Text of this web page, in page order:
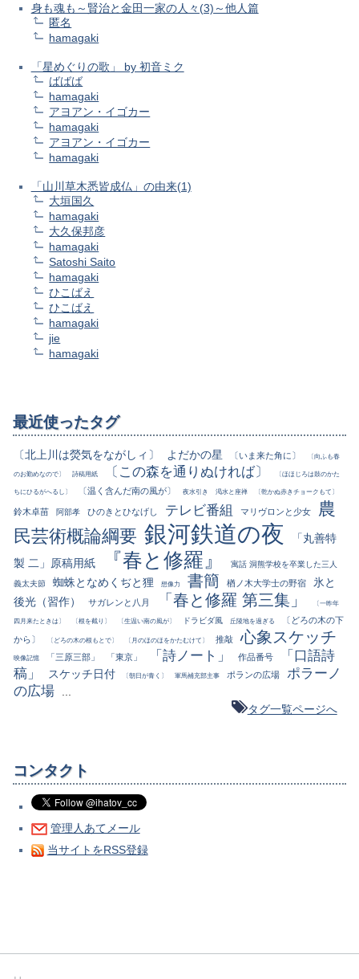
身も魂も～賢治と金田一家の人々(3)～他人篇
匿名
hamagaki
「星めぐりの歌」 by 初音ミク
ばばば
hamagaki
アヨアン・イゴカー
hamagaki
アヨアン・イゴカー
hamagaki
「山川草木悉皆成仏」の由来(1)
大垣国久
hamagaki
大久保邦彦
hamagaki
Satoshi Saito
hamagaki
ひこばえ
ひこばえ
hamagaki
jie
hamagaki
最近使ったタグ
〔北上川は熒気をながしィ〕 よだかの星 〔いま来た角に〕 〔向ふも春
のお勤めなので〕 詩稿用紙 〔この森を通りぬければ〕 〔ほほじろは鼓のかた
ちにひるがへるし〕 〔温く含んだ南の風が〕 夜水引き 渇水と座禅 〔乾かぬ赤きチョークもて〕
鈴木卓苗 阿部孝 ひのきとひなげし テレビ番組 マリヴロンと少女
農
民芸術概論綱要 銀河鉄道の夜
「丸善特
製 二」原稿用紙
『春と修羅』 寓話 洞熊学校を卒業した三人
義太夫節 蜘蛛となめくぢと狸 想像力 書簡 楢ノ木大学士の野宿
氷と
後光（習作）
サガレンと八月 「春と修羅 第三集」 〔一昨年
四月来たときは〕 〔根を截り〕 〔生温い南の風が〕 ドラビダ風 丘陵地を過ぎる
〔どろの木の下
から〕
〔どろの木の根もとで〕 〔月のほのほをかたむけて〕 推敲 心象スケッチ
映像記憶 「三原三部」 「東京」 「詩ノート」 作品番号
「口語詩
稿」
スケッチ日付 〔朝日が青く〕 軍馬補充部主事 ポランの広場
ポラーノ
の広場
タグ一覧ページへ
コンタクト
管理人あてメール
当サイトをRSS登録